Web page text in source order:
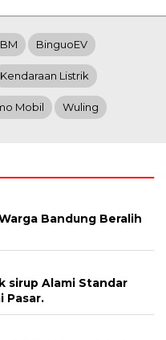
BinguoEV
Kendaraan Listrik
Mobil Wuling
Bandung Beralih
sirup Alami Standar
Pasar.